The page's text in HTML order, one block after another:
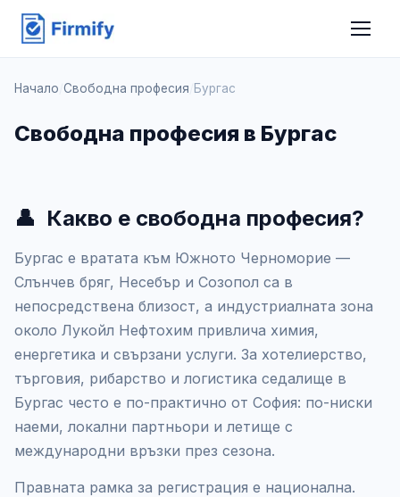
Начало Свободна професия Бургас
Свободна професия в Бургас
👤 Какво е свободна професия?
Бургас е вратата към Южното Черноморие —
Слънчев бряг, Несебър и Созопол са в
непосредствена близост, а индустриалната зона
около Лукойл Нефтохим привлича химия,
енергетика и свързани услуги. За хотелиерство,
търговия, рибарство и логистика седалище в
Бургас често е по-практично от София: по-ниски
наеми, локални партньори и летище с
международни връзки през сезона.
Правната рамка за регистрация е национална.